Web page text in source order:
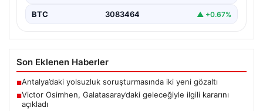
BTC 3083464 ▲ +0.67%
Son Eklenen Haberler
■Antalya’daki yolsuzluk soruşturmasında iki yeni gözaltı
■Victor Osimhen, Galatasaray’daki geleceğiyle ilgili kararını
açıkladı